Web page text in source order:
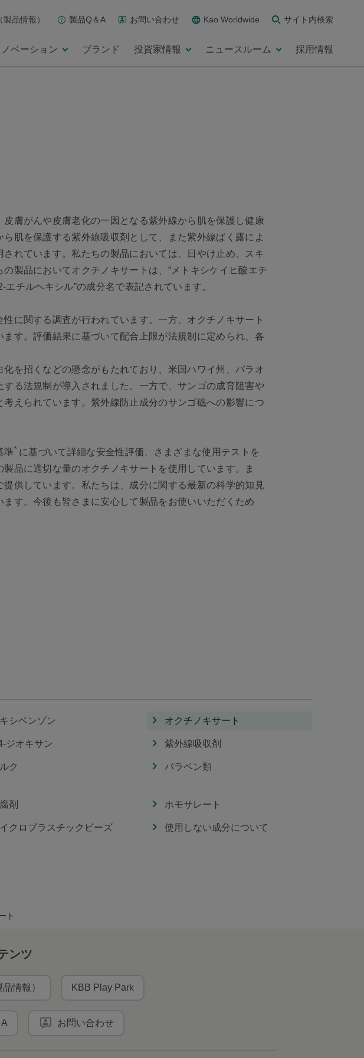
品情報） 製品Q＆A お問い合わせ Kao Worldwide サイト内検索
ノベーション ブランド 投資家情報 ニュースルーム 採用情報
膚がんや皮膚老化の一因となる紫外線から肌を保護し健康
肌を保護する紫外線吸収剤として、また紫外線ばく露によ
れています。私たちの製品においては、日やけ止め、スキ
製品においてオクチノキサートは、“メトキシケイヒ酸エチ
チルヘキシル”の成分名で表記されています。
に関する調査が行われています。一方、オクチノキサート
す。評価結果に基づいて配合上限が法規制に定められ、各
を招くなどの懸念がもたれており、米国ハワイ州、パラオ
る法規制が導入されました。一方で、サンゴの成育阻害や
えられています。紫外線防止成分のサンゴ礁への影響につ
準* に基づいて詳細な安全性評価、さまざまな使用テストを
品に適切な量のオクチノキサートを使用しています。ま
供しています。私たちは、成分に関する最新の科学的知見
す。今後も皆さまに安心して製品をお使いいただくため
シベンゾン オクチノキサート
ジオキサン 紫外線吸収剤
ク パラベン類
剤 ホモサレート
クロプラスチックビーズ 使用しない成分について
ト
ンツ
情報） KBB Play Park
お問い合わせ